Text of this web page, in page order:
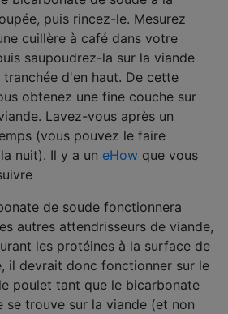
puis rincez-le. Mesurez
cuillère à café dans votre
saupoudrez-la sur la viande
d'en haut. De cette
obtenez une fine couche sur
Lavez-vous après un
(vous pouvez le faire
nuit). Il y a un eHow que vous
de soude fonctionnera
autres attendrisseurs de viande,
les protéines à la surface de
il devrait donc fonctionner sur le
poulet tant que le bicarbonate
se trouve sur la viande (et non